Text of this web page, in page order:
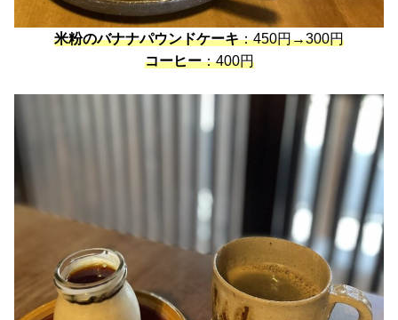
米粉のバナナパウンドケーキ：450円→300円
コーヒー：400円